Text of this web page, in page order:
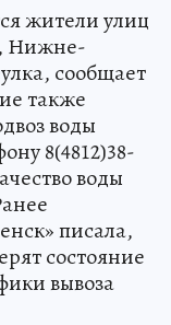
жители улиц
Нижне-
сообщает
также
воды
8(4812)38-
воды
писала,
состояние
вывоза